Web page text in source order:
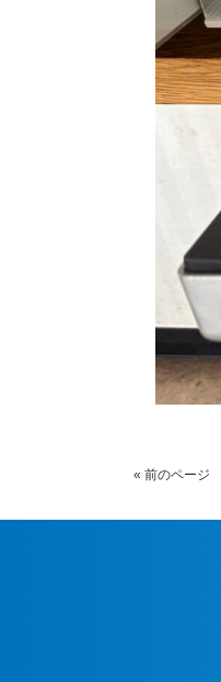
« 前のページ